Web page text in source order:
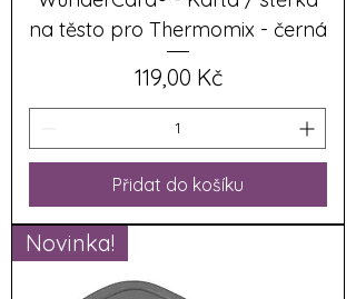
na těsto pro Thermomix - černá
Cena
119,00 Kč
Přidat do košíku
Novinka!